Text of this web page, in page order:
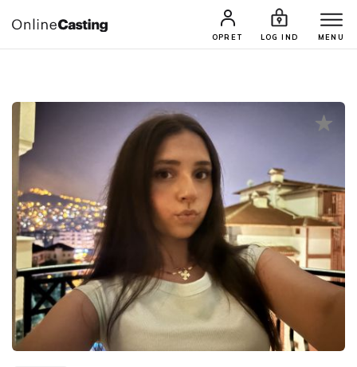
OPRET LOG IND MENU
CASTINGS & JOBS SØG PROFIL